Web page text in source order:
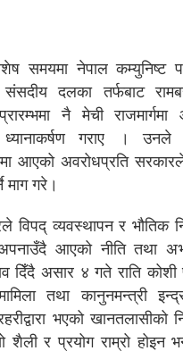
समयमा नेपाल कम्युनिष्ट
दलका तर्फबाट
नै मेची
गराए । उनले
आएको अवरोधप्रति
माग गरे।
विपद् व्यवस्थापन र भौतिक
आएको नीति तथा
दिँदै असार ४ गते राति
तथा कानुनमन्त्री
भएको
शैली र प्रयोग राम्रो होइन